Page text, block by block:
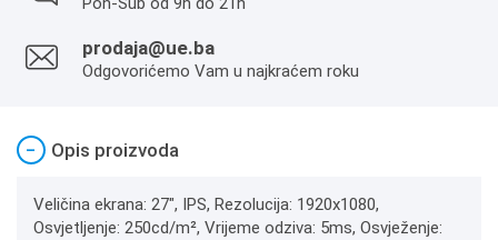
prodaja@ue.ba
Odgovorićemo Vam u najkraćem roku
− Opis proizvoda
Veličina ekrana: 27", IPS, Rezolucija: 1920x1080,
Osvjetljenje: 250cd/m², Vrijeme odziva: 5ms, Osvježenje: